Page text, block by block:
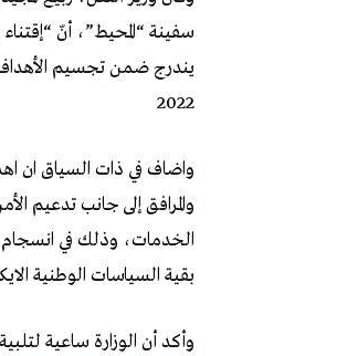
سفينة “المحيط”، أنّ
يندرج ضمن تجسيم الأهداف
2022
واضاف في ذات السياق ان
والمرافق إلى جانب تدعيم
بقية السياسات الوطنية
وأكد أن الوزارة ساعية